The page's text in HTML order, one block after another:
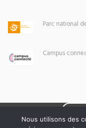
Parc national
Campus
Nous utilisons des